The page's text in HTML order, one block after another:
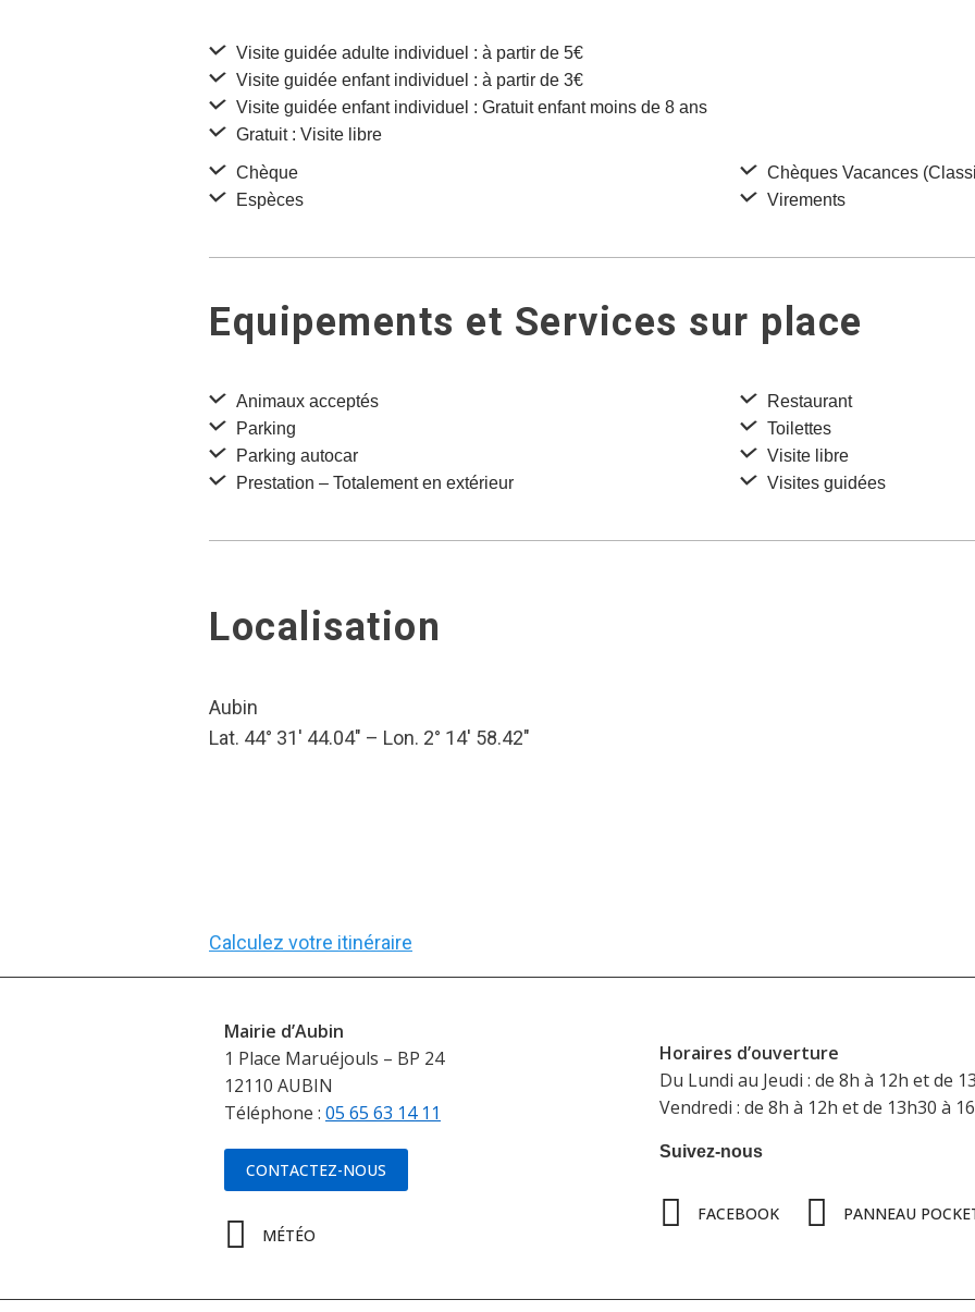
Visite guidée adulte individuel : à partir de 5€
Visite guidée enfant individuel : à partir de 3€
Visite guidée enfant individuel : Gratuit enfant moins de 8 ans
Gratuit : Visite libre
Chèque
Espèces
Chèques Vacances
Virements
Equipements et Services sur place
Animaux acceptés
Parking
Parking autocar
Prestation – Totalement en extérieur
Restaurant
Toilettes
Visite libre
Visites guidées
Localisation
Aubin
Lat. 44° 31′ 44.04″ – Lon. 2° 14′ 58.42″
Calculez votre itinéraire
Mairie d’Aubin
1 Place Maruéjouls – BP 24
12110 AUBIN
Téléphone : 05 65 63 14 11
CONTACTEZ-NOUS
MÉTÉO
Horaires d’ouverture
Du Lundi au Jeudi : de 8h à 12h et de
Vendredi : de 8h à 12h et de 13h30 à
Suivez-nous
FACEBOOK PANNEAU